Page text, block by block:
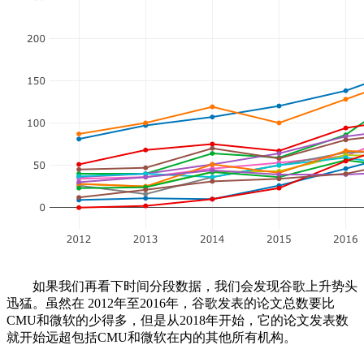
如果我们再看下时间分段数据，我们会发现谷歌上升势头
迅猛。虽然在 2012年至2016年，谷歌发表的论文总数要比
CMU和微软的少得多，但是从2018年开始，它的论文发表数
就开始远超包括CMU和微软在内的其他所有机构。